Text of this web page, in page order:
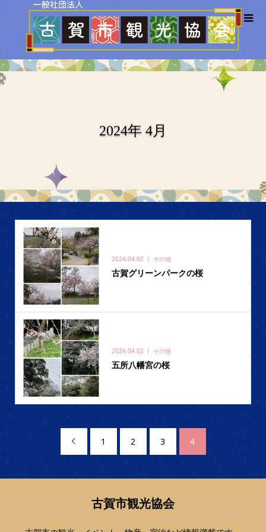
2024年 4月
2024.04.02 その他
古賀グリーンパークの桜
2024.04.02 その他
五所八幡宮の桜
 1 2 3 4
古賀市観光協会